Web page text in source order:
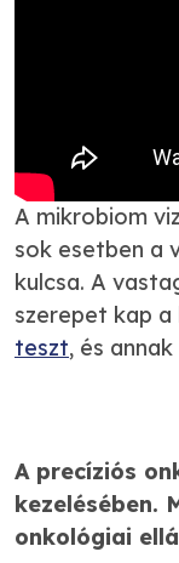
A mikrobiom
sok esetben a
kulcsa. A
szerepet kap
teszt, és
A precíziós
kezelésében.
onkológiai